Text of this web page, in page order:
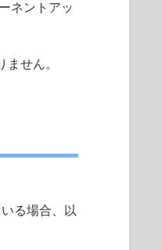
ネントアッ
せん。
る場合、以